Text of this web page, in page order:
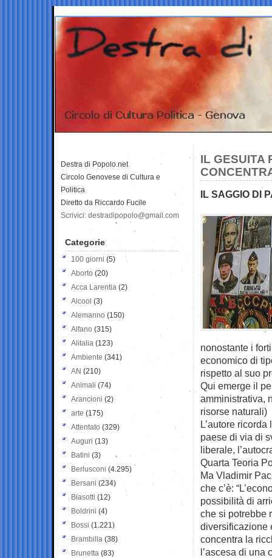
IL GESUITA
IL SAGGIO DI
nonostante i
economico di
rispetto al suo
Qui emerge il
amministrativa,
risorse naturali)
L’autore
paese di via di
liberale,
Quarta Teoria
Ma Vladimir
che c’è:
possibilità di
che si potrebbe
diversificazione
concentra la
l’ascesa di una
Destra di Popolo.net
Circolo Genovese di Cultura e
Politica
Diretto da Riccardo Fucile
Scrivici: destradipopolo@gmail.com
Categorie
100 giorni (5)
Aborto (20)
Acca Larentia (2)
Alcool (3)
Alemanno (150)
Alfano (315)
Alitalia (123)
Ambiente (341)
AN (210)
Animali (74)
Arancioni (2)
arte (175)
Attentato (329)
Auguri (13)
Batini (3)
Berlusconi (4.295)
Bersani (234)
Biasotti (12)
Boldrini (4)
Bossi (1.221)
Brambilla (38)
Brunetta (83)